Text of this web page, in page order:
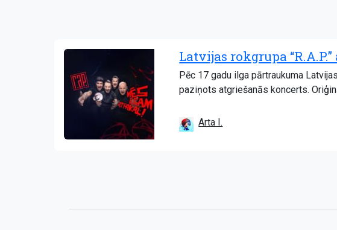
Latvijas rokgrupa
Pēc 17 gadu ilga pārtraukuma
paziņots atgriešanās koncerts.
Arta I.